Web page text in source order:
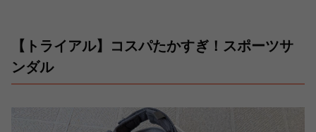
【トライアル】コスパたかすぎ！スポーツサ
ンダル